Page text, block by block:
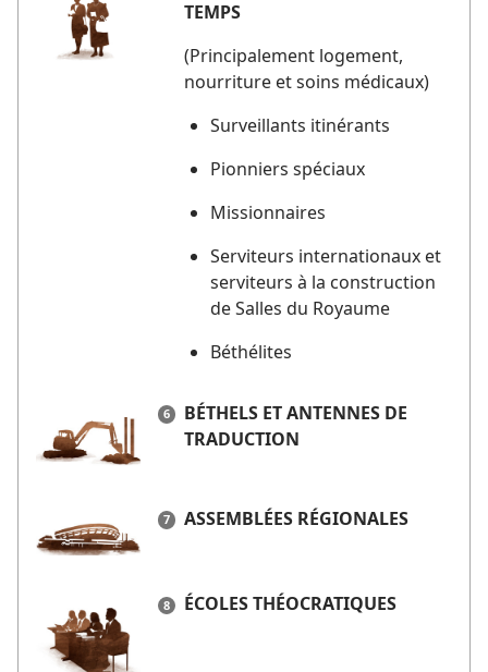
TEMPS
(Principalement logement,
nourriture et soins médicaux)
Surveillants itinérants
Pionniers spéciaux
Missionnaires
Serviteurs internationaux et
serviteurs à la construction
de Salles du Royaume
Béthélites
BÉTHELS ET ANTENNES DE
TRADUCTION
ASSEMBLÉES RÉGIONALES
ÉCOLES THÉOCRATIQUES